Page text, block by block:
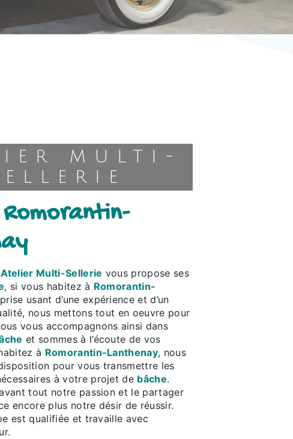
Atelier Multi-Sellerie vous propose ses
, si vous habitez à Romorantin-
usant d’une expérience et d’un
nous mettons tout en oeuvre pour
vous accompagnons ainsi dans
et sommes à l’écoute de vos
à Romorantin-Lanthenay, nous
pour vous transmettre les
à votre projet de bâche.
tout notre passion et le partager
encore plus notre désir de réussir.
est qualifiée et travaille avec